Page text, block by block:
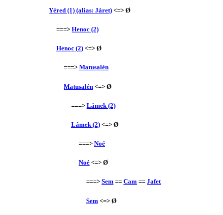
Yéred (1) (alias: Járet) <=> Ø
===> Henoc (2)
Henoc (2) <=> Ø
===> Matusalén
Matusalén <=> Ø
===> Lámek (2)
Lámek (2) <=> Ø
===> Noé
Noé <=> Ø
===> Sem == Cam == Jafet
Sem <=> Ø